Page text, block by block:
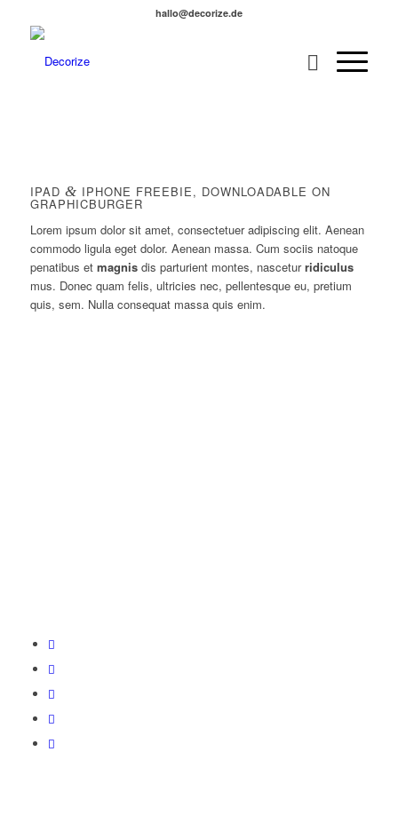
hallo@decorize.de
IPAD & IPHONE FREEBIE, DOWNLOADABLE ON
GRAPHICBURGER
Lorem ipsum dolor sit amet, consectetuer adipiscing elit. Aenean
commodo ligula eget dolor. Aenean massa. Cum sociis natoque
penatibus et magnisdis parturient montes, nasceturridiculus
mus. Donec quam felis, ultricies nec, pellentesque eu, pretium
quis, sem. Nulla consequat massa quis enim.